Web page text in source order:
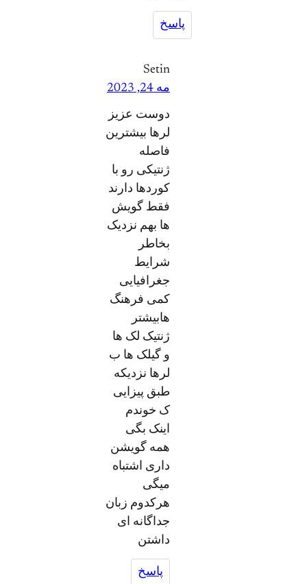
پاسخ
Setin
مه 24, 2023
دوست عزیز
لرها بیشترین
فاصله
ژنتیکی رو با
کوردها دارند
فقط گویش
ها بهم نزدیک
بخاطر
شرایط
جغرافیایی
کمی فرهنگ
هابیشتر
ژنتیک لک ها
و گیلک ها ب
لرها نزدیکه
طبق پیزایی
ک خوندم
اینک بگی
همه گویشن
داری اشتباه
میگی
هرکدوم زبان
جداگانه ای
داشتن
پاسخ